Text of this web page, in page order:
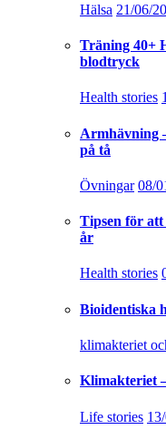
Hälsa 21/06/
Träning 40+
blodtryck
Health stories
Armhävning
på tå
Övningar 08/
Tipsen för
år
Health stories
Bioidentiska
klimakteriet
Klimakteriet
Life stories